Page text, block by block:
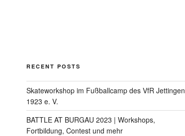
RECENT POSTS
Skateworkshop im Fußballcamp des VfR Jettingen
1923 e. V.
BATTLE AT BURGAU 2023 | Workshops,
Fortbildung, Contest und mehr